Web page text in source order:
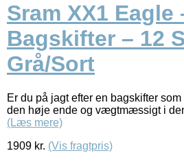
Sram XX1 Eagle
Bagskifter – 12
Grå/Sort
Er du på jagt efter en bagskifter
den høje ende og vægtmæssigt i
(Læs mere)
1909 kr. (Vis fragtpris)